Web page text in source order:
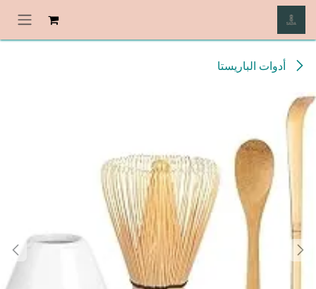
تخطي للذهاب إلى المحتوى
أدوات الباريستا